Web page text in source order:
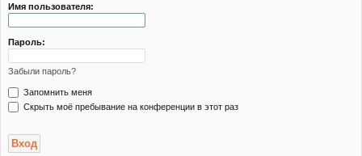
Имя пользователя:
Пароль:
Забыли пароль?
Запомнить меня
Скрыть моё пребывание на конференции в этот раз